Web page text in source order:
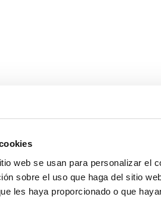
web se usan para personalizar el
sobre el uso que haga del sitio
les haya proporcionado o que